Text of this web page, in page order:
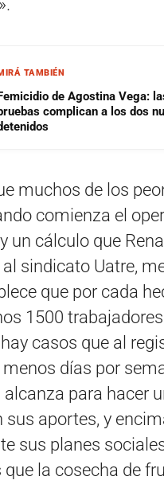
TAMBIÉN
de Agostina Vega:
complican a los dos
muchos de los
comienza el
un cálculo que
sindicato Uatre,
que por cada
1500
casos que al
menos días por
alcanza para hacer
sus aportes, y
sus planes
la cosecha de